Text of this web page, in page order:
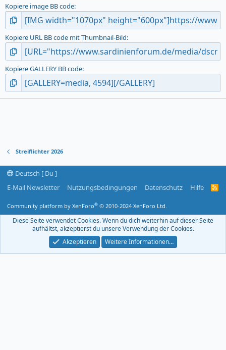
Kopiere image BB code
Kopiere URL BB code mit Thumbnail-Bild
Kopiere GALLERY BB code
Streiflichter 2026
Deutsch [ Du ]
E-Mail Newsletter
Nutzungsbedingungen Datenschutz Hilfe
R
F
Community platform by XenForo® © 2010-2024 XenForo Ltd.
Diese Seite verwendet Cookies. Wenn du dich weiterhin auf dieser Seite
aufhältst, akzeptierst du unsere Verwendung der Cookies.
Akzeptieren
Weitere Informationen…